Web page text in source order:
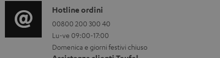
z
i
o
o
r
m
a
C
o
n
t
Hotline ordini
00800 200 300 40
Lu-ve 09:00-17:00
Domenica e giorni festivi chiuso